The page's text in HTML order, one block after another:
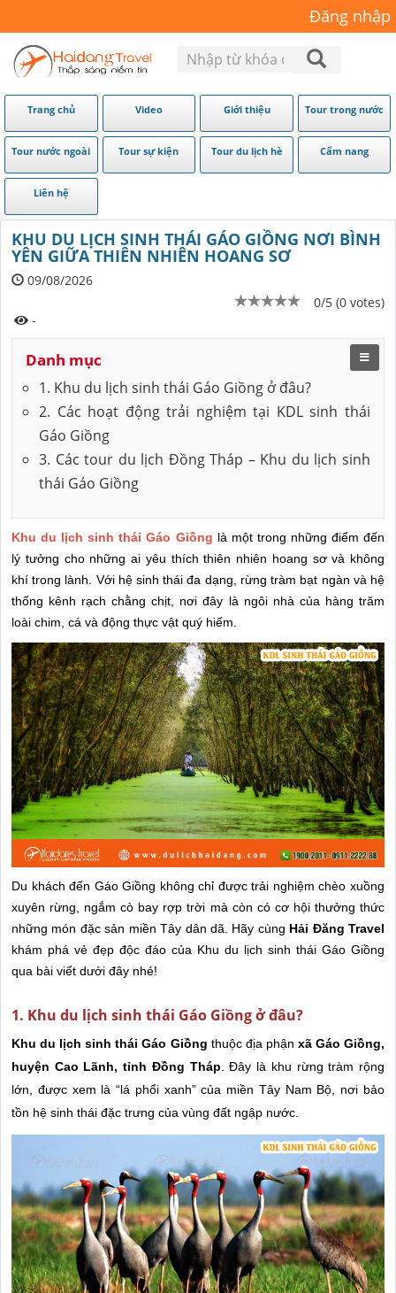
Đăng nhập
Trang chủ Video Giới thiệu Tour trong nước
Tour nước ngoài Tour sự kiện Tour du lịch hè Cẩm nang
Liên hệ
KHU DU LỊCH SINH THÁI GÁO GIỒNG NƠI BÌNH
YÊN GIỮA THIÊN NHIÊN HOANG SƠ
09/08/2026
0/5 (0 votes)
-
Danh mục
1. Khu du lịch sinh thái Gáo Giồng ở đâu?
2. Các hoạt động trải nghiệm tại KDL sinh thái
Gáo Giồng
3. Các tour du lịch Đồng Tháp – Khu du lịch sinh
thái Gáo Giồng
Khu du lịch sinh thái Gáo Giồng là một trong những điểm đến
lý tưởng cho những ai yêu thích thiên nhiên hoang sơ và không
khí trong lành. Với hệ sinh thái đa dạng, rừng tràm bạt ngàn và hệ
thống kênh rạch chằng chịt, nơi đây là ngôi nhà của hàng trăm
loài chim, cá và động thực vật quý hiếm.
Du khách đến Gáo Giồng không chỉ được trải nghiệm chèo xuồng
xuyên rừng, ngắm cò bay rợp trời mà còn có cơ hội thưởng thức
những món đặc sản miền Tây dân dã. Hãy cùng Hải Đăng Travel
khám phá vẻ đẹp độc đáo của Khu du lịch sinh thái Gáo Giồng
qua bài viết dưới đây nhé!
1. Khu du lịch sinh thái Gáo Giồng ở đâu?
Khu du lịch sinh thái Gáo Giồng thuộc địa phận xã Gáo Giồng,
huyện Cao Lãnh, tỉnh Đồng Tháp. Đây là khu rừng tràm rộng
lớn, được xem là “lá phổi xanh” của miền Tây Nam Bộ, nơi bảo
tồn hệ sinh thái đặc trưng của vùng đất ngập nước.